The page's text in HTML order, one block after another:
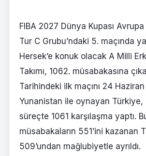
FIBA 2027 Dünya Kupası
Tur C Grubu’ndaki 5. maçında
Hersek’e konuk olacak A Milli
Takımı, 1062. müsabakasına
Tarihindeki ilk maçını 24 Haziran
Yunanistan ile oynayan Türkiye,
süreçte 1061 karşılaşma yaptı.
müsabakaların 551’ini kazanan
509’undan mağlubiyetle ayrıldı.